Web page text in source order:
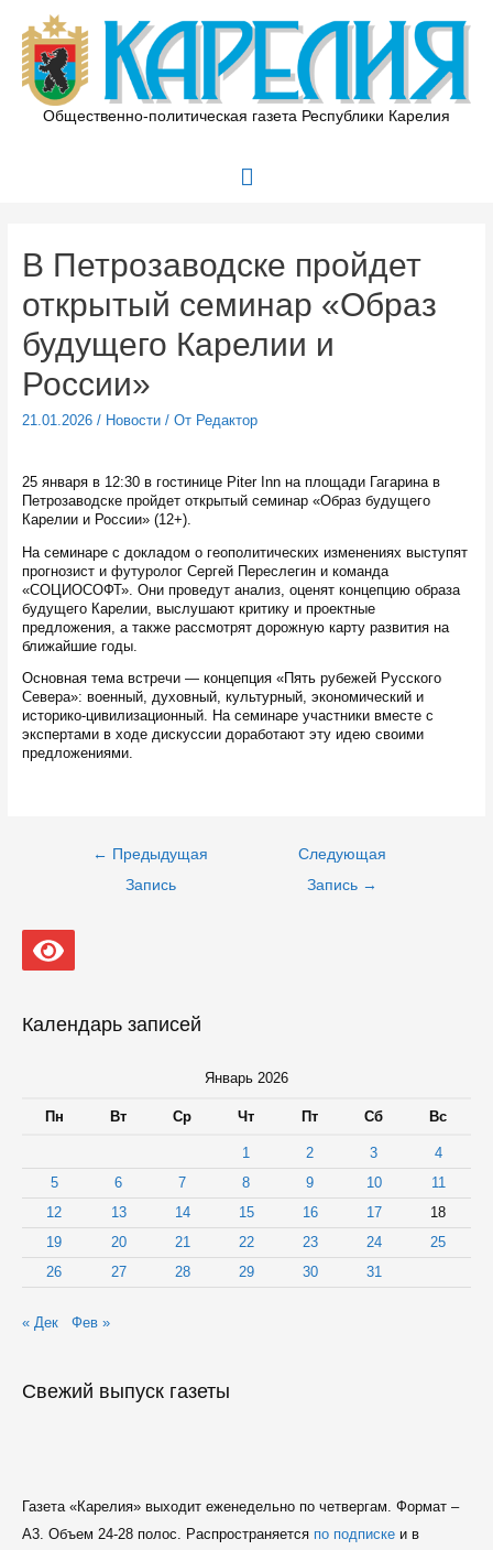
содержимому
Общественно-политическая газета Республики Карелия
Главное
В Петрозаводске пройдет
открытый семинар «Образ
будущего Карелии и
России»
21.01.2026/ Новости/ От Редактор
25 января в 12:30 в гостинице Piter Inn на площади Гагарина в
Петрозаводске пройдет открытый семинар «Образ будущего
Карелии и России» (12+).
На семинаре с докладом о геополитических изменениях выступят
прогнозист и футуролог Сергей Переслегин и команда
«СОЦИОСОФТ». Они проведут анализ, оценят концепцию образа
будущего Карелии, выслушают критику и проектные
предложения, а также рассмотрят дорожную карту развития на
ближайшие годы.
Основная тема встречи — концепция «Пять рубежей Русского
Севера»: военный, духовный, культурный, экономический и
историко-цивилизационный. На семинаре участники вместе с
экспертами в ходе дискуссии доработают эту идею своими
предложениями.
Навигация
← Предыдущая
Запись
Следующая
Запись →
Календарь записей
Январь 2026
Пн Вт Ср Чт Пт Сб Вс
1 2 3
4
5
6 7 8 9 10
11
12
13 14 15 16 17
18
19
20 21 22 23 24
25
26
27 28 29 30 31
« Дек Фев »
Свежий выпуск газеты
Газета «Карелия» выходит еженедельно по четвергам. Формат –
A3. Объем 24-28 полос. Распространяется по подпискеи в